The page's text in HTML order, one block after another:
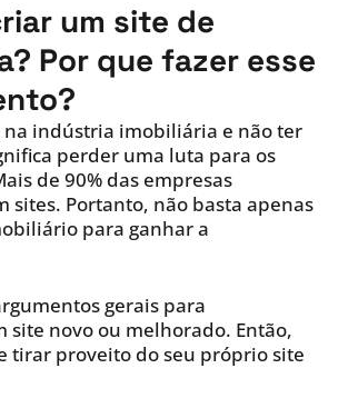
um site de
Por que fazer esse
na indústria imobiliária e não ter
perder uma luta para os
de 90% das empresas
sites. Portanto, não basta apenas
para ganhar a
gerais para
site novo ou melhorado. Então,
tirar proveito do seu próprio site